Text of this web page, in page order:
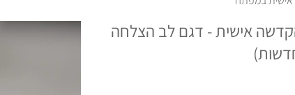
אישית - דגם לב הצלחה